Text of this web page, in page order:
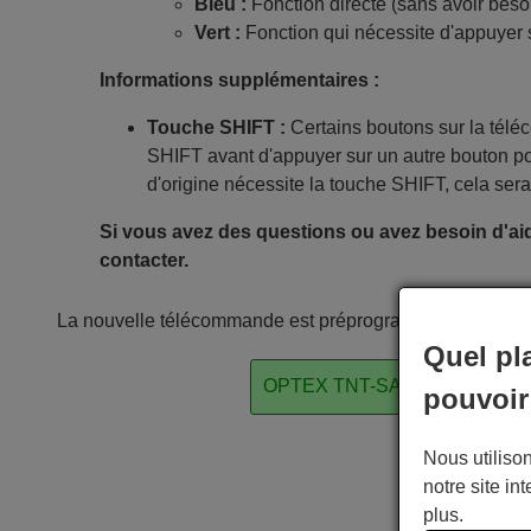
Bleu : Fonction directe (sans avoir
Vert : Fonction qui nécessite
Informations supplémentaires :
Touche SHIFT : Certains boutons sur la
SHIFT avant d'appuyer sur un autre bouton
d'origine nécessite la touche SHIFT, cela
Si vous avez des questions ou avez besoin
contacter.
La nouvelle télécommande est préprogrammée avec 2
OPTEX TNT-SAT SAT/DTT (
Quel
Nous
notre site
plus.